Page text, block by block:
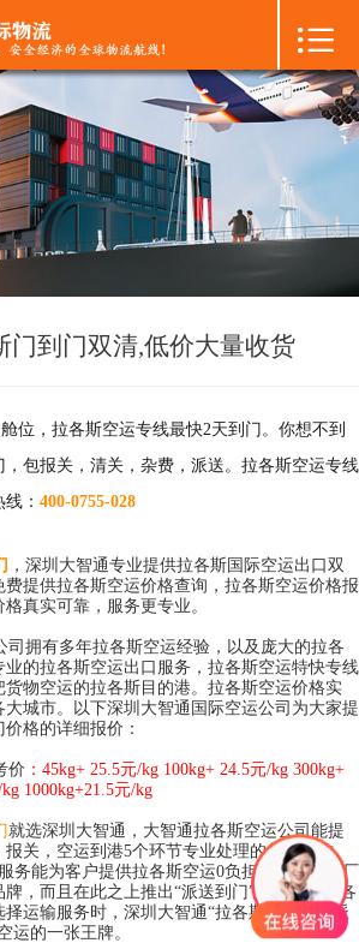
+
+
+
+

门到门双清,低价大量收货
，拉各斯空运专线最快2天到门。你想不到
包报关，清关，杂费，派送。拉各斯空运专线
： 400-0755-028
，深圳大智通专业提供拉各斯国际空运出口双
提供拉各斯空运价格查询，拉各斯空运价格报
真实可靠，服务更专业。
司 拥有多年拉各斯空运经验，以及庞大的拉各
的拉各斯空运出口服务，拉各斯空运特快专线
物空运的拉各斯目的港。拉各斯空运价格实
城市。以下深圳大智通国际空运公司为大家提
价格的详细报价：
价 ：45kg+ 25.5元/kg 100kg+ 24.5元/kg 300kg+
1000kg+21.5元/kg
就选深圳大智通，大智通拉各斯空运公司能提
关，空运到港5个环节专业处理的货物操作、
务能为客户提供拉各斯空运0负担体验，是工厂
牌，而且在此之上推出“派送到门”服务——拉各
运输服务时，深圳大智通“拉各斯空运双清派
运的一张王牌。